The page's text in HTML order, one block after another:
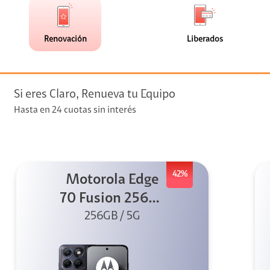
+ Telefonía
streaming
de
faceta
Renovación
(4)
faceta
Liberados
Si eres Claro, Renueva tu Equipo
Hasta en 24 cuotas sin interés
42%
Motorola Edge
70 Fusion 256GB
Azul
256GB / 5G